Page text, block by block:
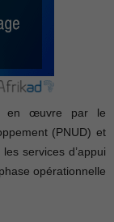
en œuvre par le
(PNUD) et
services d’appui
opérationnelle